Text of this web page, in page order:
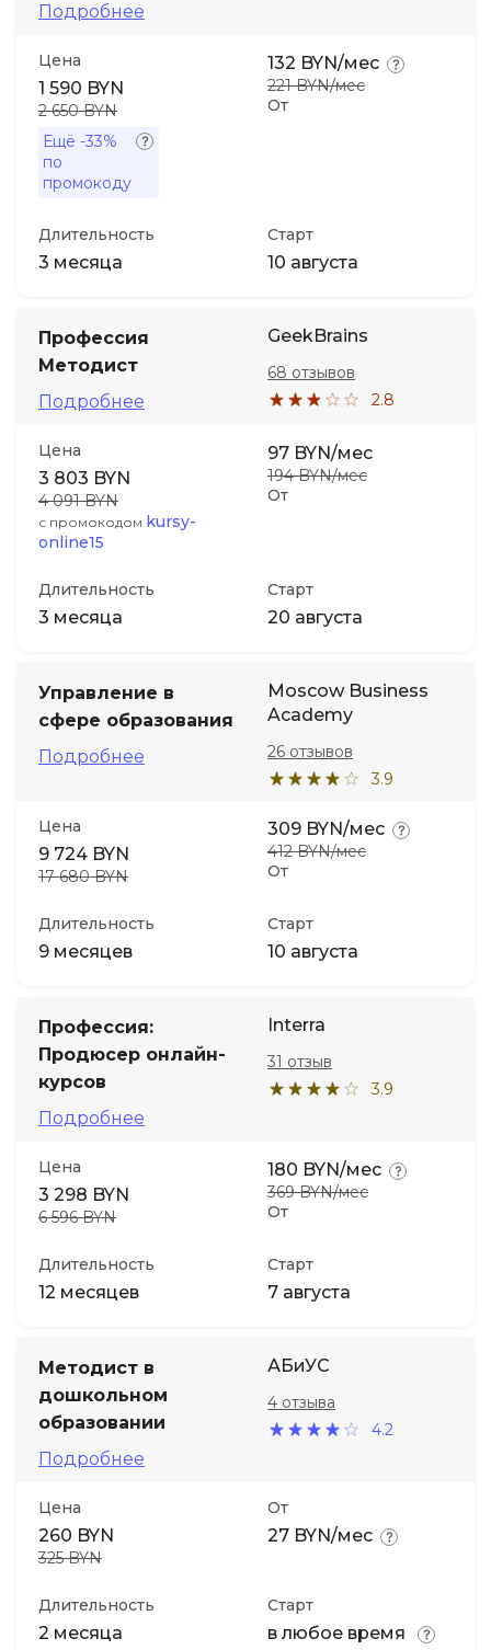
Подробнее
Цена
1 590 BYN
2 650 BYN
Ещё -33%
по
промокоду
От
132 BYN/мес
221 BYN/мес
Длительность
3 месяца
Старт
10 августа
Профессия
Методист
Подробнее
GeekBrains
2.8
68 отзывов
Цена
3 803 BYN
4 091 BYN
с промокодом kursy-
online15
От
97 BYN/мес
194 BYN/мес
Длительность
3 месяца
Старт
20 августа
Управление в
сфере образования
Подробнее
Moscow Business
Academy
3.9
26 отзывов
Цена
9 724 BYN
17 680 BYN От
309 BYN/мес
412 BYN/мес
Длительность
9 месяцев
Старт
10 августа
Профессия:
Продюсер онлайн-
курсов
Подробнее
Interra
3.9
31 отзыв
Цена
3 298 BYN
6 596 BYN От
180 BYN/мес
369 BYN/мес
Длительность
12 месяцев
Старт
7 августа
Методист в
дошкольном
образовании
Подробнее
АБиУС
4.2
4 отзыва
Цена
260 BYN
325 BYN
От
27 BYN/мес
Длительность
2 месяца
Старт
в любое время